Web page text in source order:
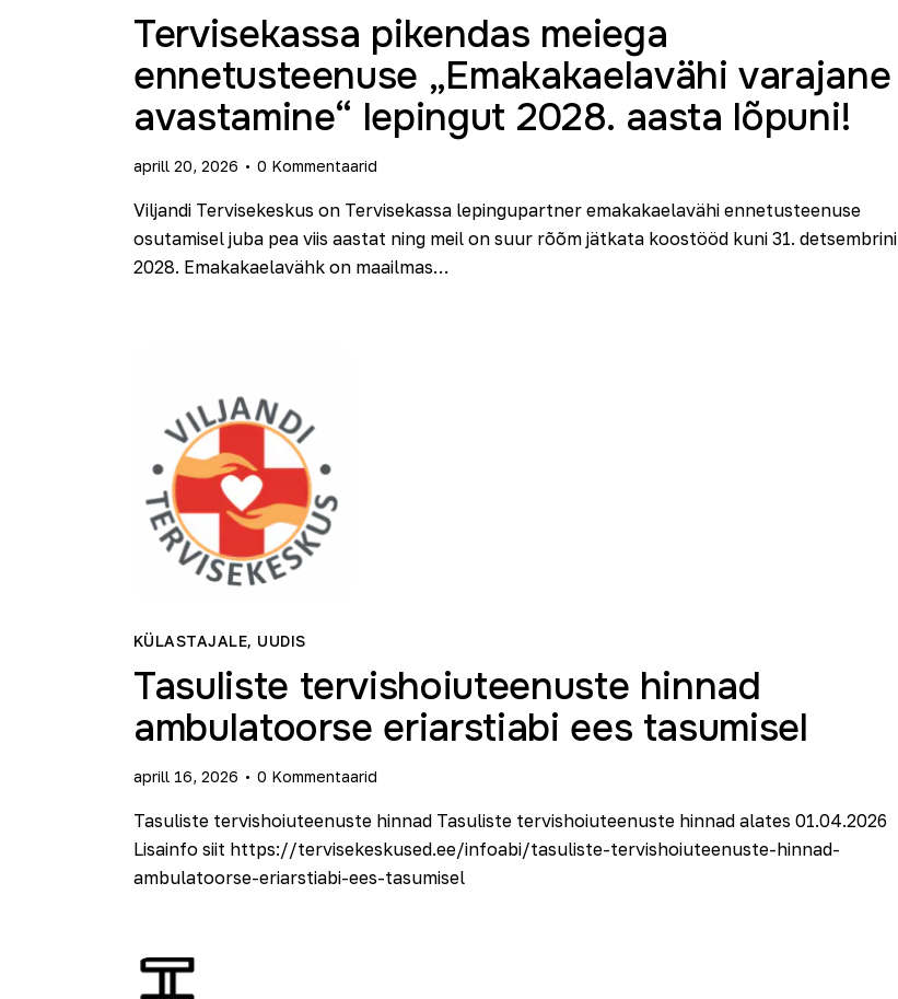
Tervisekassa pikendas meiega
ennetusteenuse „Emakakaelavähi varajane
avastamine“ lepingut 2028. aasta lõpuni!
aprill 20, 2026 0 Kommentaarid
Viljandi Tervisekeskus on Tervisekassa lepingupartner emakakaelavähi ennetusteenuse
osutamisel juba pea viis aastat ning meil on suur rõõm jätkata koostööd kuni 31. detsembrini
2028. Emakakaelavähk on maailmas…
KÜLASTAJALE, UUDIS
Tasuliste tervishoiuteenuste hinnad
ambulatoorse eriarstiabi ees tasumisel
aprill 16, 2026 0 Kommentaarid
Tasuliste tervishoiuteenuste hinnad Tasuliste tervishoiuteenuste hinnad alates 01.04.2026
Lisainfo siit https://tervisekeskused.ee/infoabi/tasuliste-tervishoiuteenuste-hinnad-
ambulatoorse-eriarstiabi-ees-tasumisel